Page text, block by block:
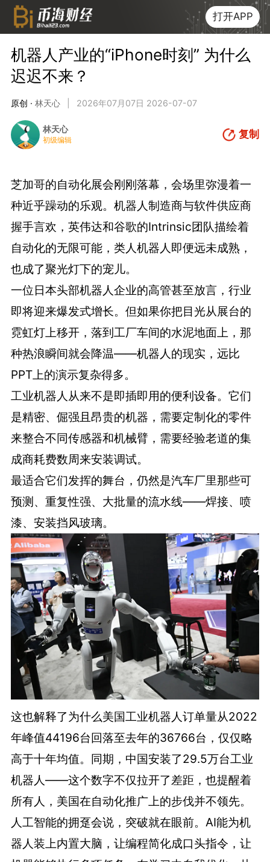
打开APP
机器人产业的“iPhone时刻” 为什么
迟迟不来？
原创 · 林天心 2026年07月07日 2026-07-07
林天心
初级编辑 复制
芝加哥的自动化展会刚刚落幕，会场里弥漫着一
种近乎躁动的乐观。机器人制造商与软件供应商
握手言欢，英伟达和谷歌的Intrinsic团队描绘着
自动化的无限可能，类人机器人即便远未成熟，
也成了聚光灯下的宠儿。
一位日本头部机器人企业的高管甚至放言，行业
即将迎来爆发式增长。但如果你把目光从展台的
霓虹灯上移开，落到工厂车间的水泥地面上，那
种热浪瞬间就会降温——机器人的现实，远比
PPT上的演示复杂得多。
工业机器人从来不是即插即用的便利设备。它们
是精密、倔强且昂贵的机器，需要定制化的零件
来整合不同传感器和机械臂，需要经验老道的集
成商耗费数周来安装调试。
最适合它们发挥的舞台，仍然是汽车厂里那些可
预测、重复性强、大批量的流水线——焊接、喷
漆、安装挡风玻璃。
这也解释了为什么美国工业机器人订单量从2022
年峰值44196台回落至去年的36766台，仅仅略
高于十年均值。同期，中国安装了29.5万台工业
机器人——这个数字不仅拉开了差距，也提醒着
所有人，美国在自动化推广上的步伐并不领先。
人工智能的拥趸会说，突破就在眼前。AI能为机
器人装上内置大脑，让编程简化成口头指令，让